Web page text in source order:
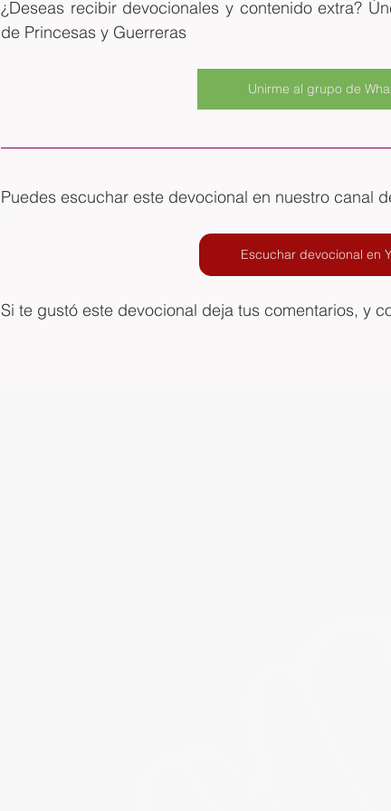
¿Deseas recibir devocionales y contenido extra?
de Princesas y Guerreras
Unirme al grupo de
Puedes escuchar este devocional en nuestro canal
Escuchar devocional en
Si te gustó este devocional deja tus comentarios, y